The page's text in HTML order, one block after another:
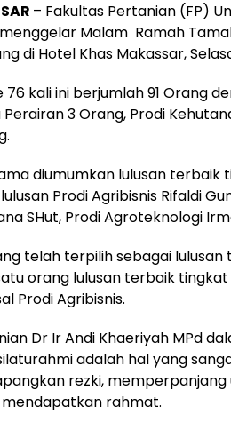
– Fakultas Pertanian (FP)
Malam Ramah
di Hotel Khas Makassar,
76 kali ini berjumlah 91 Orang
3 Orang, Prodi
diumumkan lulusan
Prodi Agribisnis Rifaldi
SHut, Prodi Agroteknologi
telah terpilih sebagai
orang lulusan terbaik
Prodi Agribisnis.
Dr Ir Andi Khaeriyah MPd
adalah hal yang
rezki,
mendapatkan rahmat.